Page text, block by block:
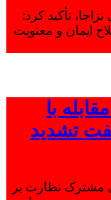
شهید رستمی نزاجا، تأکید کرد:
ایمان و معنویت
با
تشدید
مشترک نظارت بر